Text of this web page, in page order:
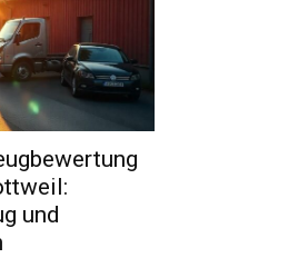
und